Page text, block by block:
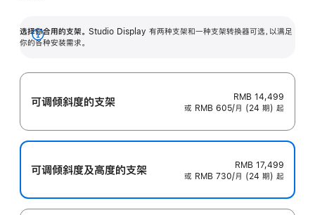
选择你合用的支架。 Studio Display 有两种支架和一种支架转换器可选，以满足
你的各种安装需求。
展
可调倾斜度的支架
RMB 14,499
或 RMB 605/月 (24 期) 起
可调倾斜度及高‍度的支‍架
RMB 17,499
或 RMB 730/月 (24 期) 起